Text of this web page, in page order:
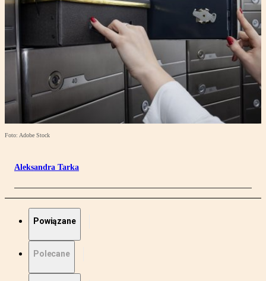
Foto: Adobe Stock
Aleksandra Tarka
Powiązane
Polecane